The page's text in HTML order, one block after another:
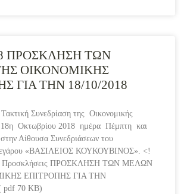
ΠΡΟΣΚΛΗΣΗ ΤΩΝ
ΟΙΚΟΝΟΜΙΚΗΣ
ΓΙΑ ΤΗΝ 18/10/2018
Συνεδρίαση της Οικονομικής
18η Οκτωβρίου 2018 ημέρα Πέμπτη και
Αίθουσα Συνεδριάσεων του
«ΒΑΣΙΛΕΙΟΣ ΚΟΥΚΟΥΒΙΝΟΣ». <!
Προσκλήσεις ΠΡΟΣΚΛΗΣΗ ΤΩΝ ΜΕΛΩΝ
ΕΠΙΤΡΟΠΗΣ ΓΙΑ ΤΗΝ
pdf 70 KB)